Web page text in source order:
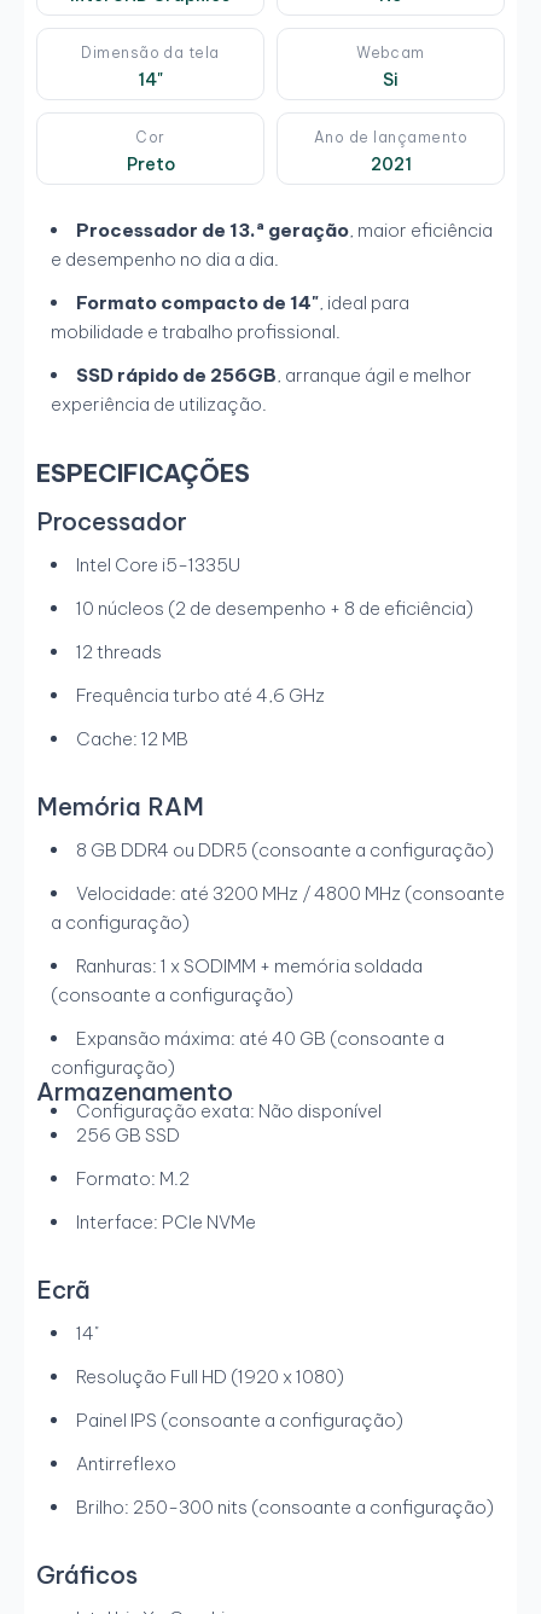
Dimensão da tela
14"
Webcam
Si
Cor
Preto
Ano de lançamento
2021
Processador de 13.ª geração, maior eficiência
e desempenho no dia a dia.
Formato compacto de 14", ideal para
mobilidade e trabalho profissional.
SSD rápido de 256GB, arranque ágil e melhor
experiência de utilização.
ESPECIFICAÇÕES
Processador
Intel Core i5-1335U
10 núcleos (2 de desempenho + 8 de eficiência)
12 threads
Frequência turbo até 4,6 GHz
Cache: 12 MB
Memória RAM
8 GB DDR4 ou DDR5 (consoante a configuração)
Velocidade: até 3200 MHz / 4800 MHz (consoante
a configuração)
Ranhuras: 1 x SODIMM + memória soldada
(consoante a configuração)
Expansão máxima: até 40 GB (consoante a
configuração)
Configuração exata: Não disponível
Armazenamento
256 GB SSD
Formato: M.2
Interface: PCIe NVMe
Ecrã
14"
Resolução Full HD (1920 x 1080)
Painel IPS (consoante a configuração)
Antirreflexo
Brilho: 250-300 nits (consoante a configuração)
Gráficos